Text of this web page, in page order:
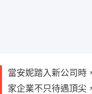
當安妮踏入新公司時
家企業不只待遇頂尖